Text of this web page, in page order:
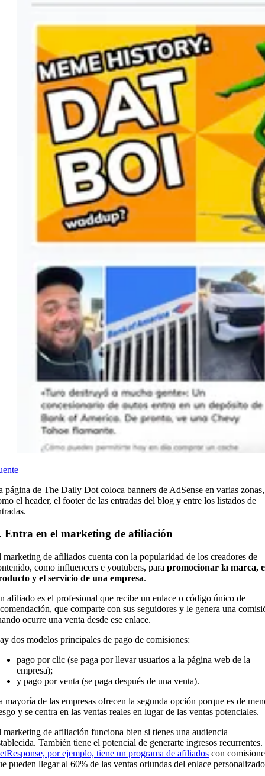
página de The Daily Dot coloca banners de AdSense en varias zonas,
el header, el footer de las entradas del blog y entre los listados de
Entra en el marketing de afiliación
marketing de afiliados cuenta con la popularidad de los creadores de
como influencers e youtubers, para promocionar la marca,
y el servicio de una empresa.
afiliado es el profesional que recibe un enlace o código único de
que comparte con sus seguidores y le genera una
ocurre una venta desde ese enlace.
dos modelos principales de pago de comisiones:
pago por clic (se paga por llevar usuarios a la página web de la
empresa);
y pago por venta (se paga después de una venta).
mayoría de las empresas ofrecen la segunda opción porque es de
y se centra en las ventas reales en lugar de las ventas potenciales.
marketing de afiliación funciona bien si tienes una audiencia
También tiene el potencial de generarte ingresos recurrentes.
por ejemplo, tiene un programa de afiliados con
pueden llegar al 60% de las ventas oriundas del enlace